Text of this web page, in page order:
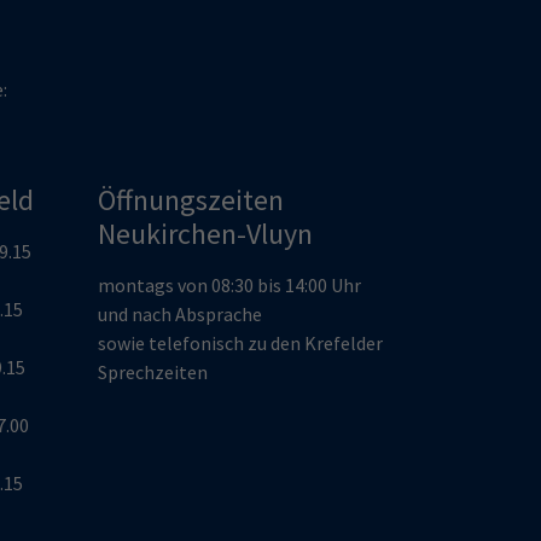
Öffnungszeiten
Neukirchen-Vluyn
montags von 08:30 bis 14:00 Uhr
und nach Absprache
sowie telefonisch zu den Krefelder
Sprechzeiten